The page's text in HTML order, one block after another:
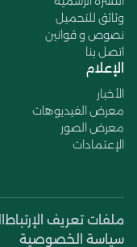
وثائق للتحميل
نصوص و قوانين
اتصل بنا
الإعلام
الأخبار
معرض الفيديوهات
معرض الصور
الإعتمادات
ملفات تعريف الإرتباط
سياسة الخصوصية